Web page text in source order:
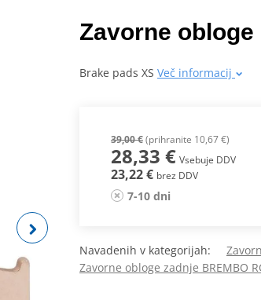
Zavorne obloge
Brake pads XS Več informacij
39,00 €(prihranite 10,67 €)
28,33 € Vsebuje DDV
23,22 € brez DDV
7-10 dni
Navadenih v kategorijah:
Zavorne obloge zadnje BREMBO